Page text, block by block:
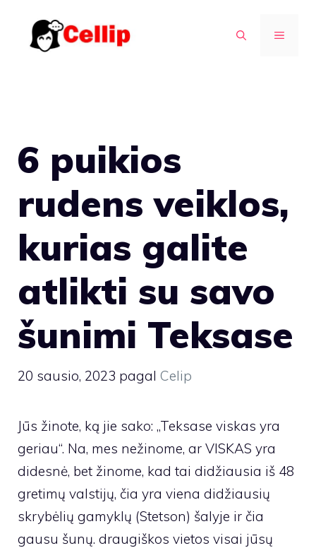
turinio
MENIU
6 puikios
rudens veiklos,
kurias galite
atlikti su savo
šunimi Teksase
20 sausio, 2023 pagal Celip
Jūs žinote, ką jie sako: „Teksase viskas yra
geriau“. Na, mes nežinome, ar VISKAS yra
didesnė, bet žinome, kad tai didžiausia iš 48
gretimų valstijų, čia yra viena didžiausių
skrybėlių gamyklų (Stetson) šalyje ir čia
gausu šunų. draugiškos vietos visai jūsų